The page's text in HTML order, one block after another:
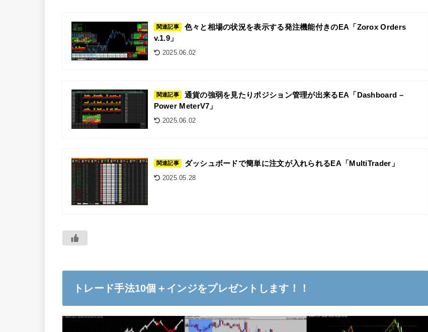
関連記事
色々と相場の状況を表示する発注機能付きのEA「Zorox Orders
v.1.9」
2025.06.02
関連記事
通貨の強弱を見たりポジション管理が出来るEA「Dashboard –
Power MeterV7」
2025.06.02
関連記事 ダッシュボードで簡単に注文が入れられるEA「MultiTrader」
2025.05.28
トレード手法10個＋インジをプレゼントします！！